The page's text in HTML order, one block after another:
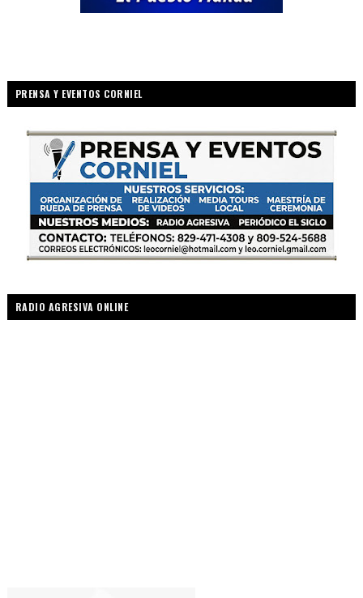
PRENSA Y EVENTOS CORNIEL
RADIO AGRESIVA ONLINE